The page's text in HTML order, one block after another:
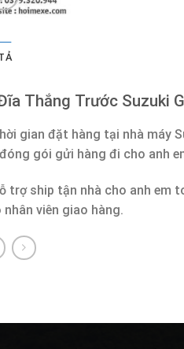
Thắng Trước Suzuki
gian đặt hàng tại nhà máy
gói gửi hàng đi cho anh
trợ ship tận nhà cho anh em
nhân viên giao hàng.